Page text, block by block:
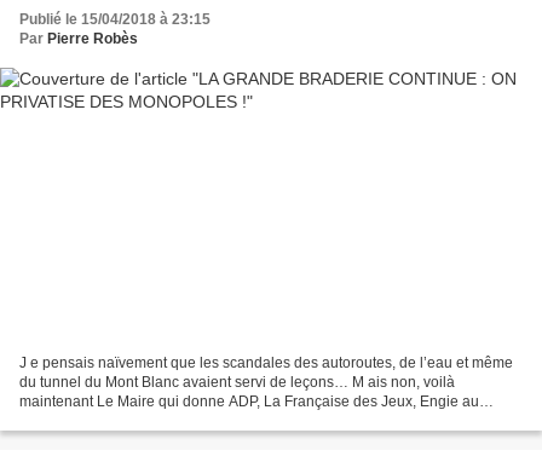
Publié le 15/04/2018 à 23:15
Par Pierre Robès
J e pensais naïvement que les scandales des autoroutes, de l’eau et même
du tunnel du Mont Blanc avaient servi de leçons… M ais non, voilà
maintenant Le Maire qui donne ADP, La Française des Jeux, Engie au